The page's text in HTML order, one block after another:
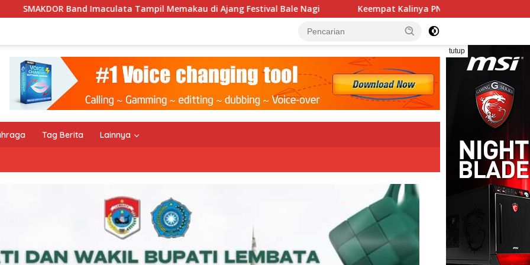
Memakau di Ajang Festival Bale Nagi Keempat Kalinya PN Lembata Kabulkan Eksepsi, Kado Songsong
tutup
Tag Berita Lainnya